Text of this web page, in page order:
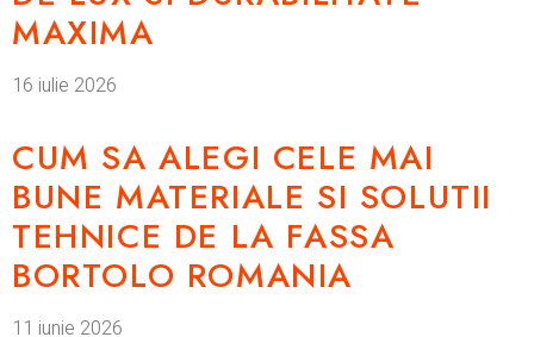
MAXIMA
16 iulie 2026
CUM SA ALEGI CELE MAI
BUNE MATERIALE SI SOLUTII
TEHNICE DE LA FASSA
BORTOLO ROMANIA
11 iunie 2026